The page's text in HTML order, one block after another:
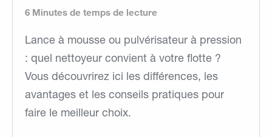
6 Minutes de temps de lecture
Lance à mousse ou pulvérisateur à pression
: quel nettoyeur convient à votre flotte ?
Vous découvrirez ici les différences, les
avantages et les conseils pratiques pour
faire le meilleur choix.